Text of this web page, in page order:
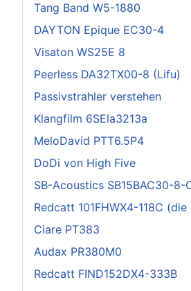
Tang Band W5-1880
DAYTON Epique EC30-4
Visaton WS25E 8
Peerless DA32TX00-8 (Lifu)
Passivstrahler verstehen
Klangfilm 6SEla3213a
MeloDavid PTT6.5P4
DoDi von High Five
SB-Acoustics SB15BAC30-8-
Redcatt 101FHWX4-118C
Ciare PT383
Audax PR380M0
Redcatt FIND152DX4-333B